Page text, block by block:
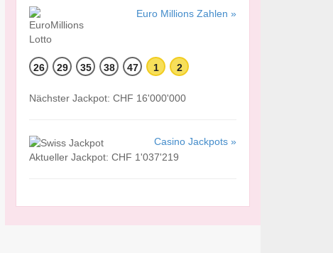
Euro Millions Zahlen »
26 29 35 38 47 1 2
Nächster Jackpot: CHF 16'000'000
Casino Jackpots »
Aktueller Jackpot: CHF 1'037'219